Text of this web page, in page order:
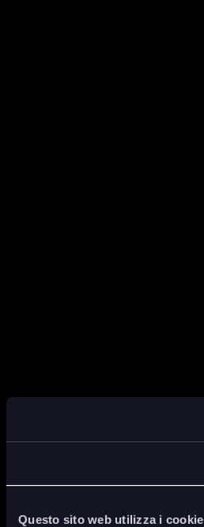
Questo sito web utilizza i cookie